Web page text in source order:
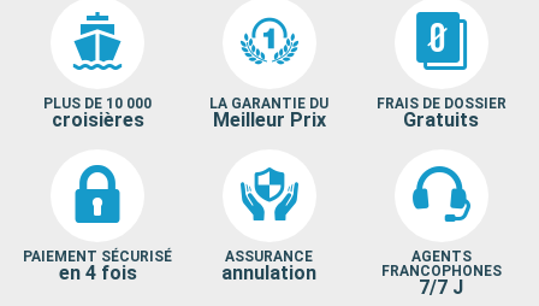
PLUS DE 10 000
croisières
LA GARANTIE DU
Meilleur Prix
FRAIS DE DOSSIER
Gratuits
PAIEMENT SÉCURISÉ
en 4 fois
ASSURANCE
annulation
AGENTS
FRANCOPHONES
7/7 J